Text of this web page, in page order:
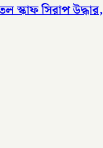
স্কাফ সিরাপ উদ্ধার,